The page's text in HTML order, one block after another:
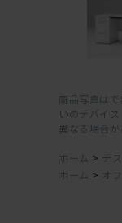
商品写真は
いのデバイ
異なる場合が
ホーム > デ
ホーム > オ